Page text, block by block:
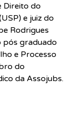
Direito do
e juiz do
Rodrigues
pós graduado
e Processo
do
da Assojubs.